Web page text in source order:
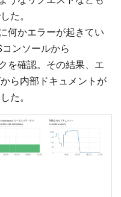
た。
何かエラーが起きてい
コンソールから
を確認。その結果、エ
ら内部ドキュメントが
た。